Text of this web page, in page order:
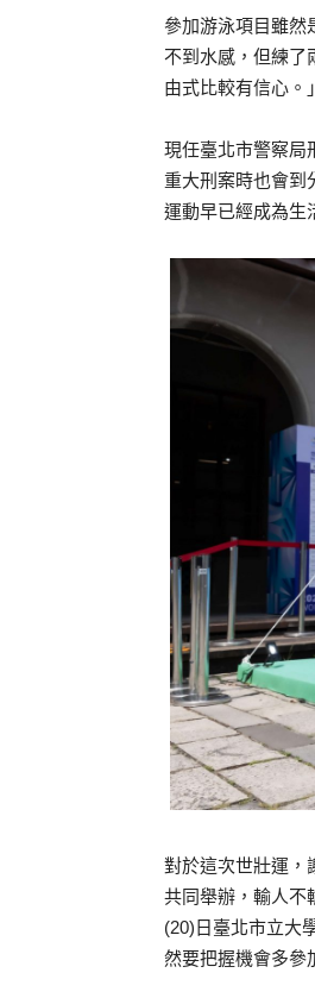
參加游泳項目雖然
不到水感，但練了
由式比較有信心。」
現任臺北市警察局
重大刑案時也會到
運動早已經成為生
對於這次世壯運，
共同舉辦，輸人不
(20)日臺北市立大
然要把握機會多參